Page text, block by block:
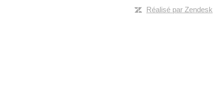
Réalisé par Zendesk